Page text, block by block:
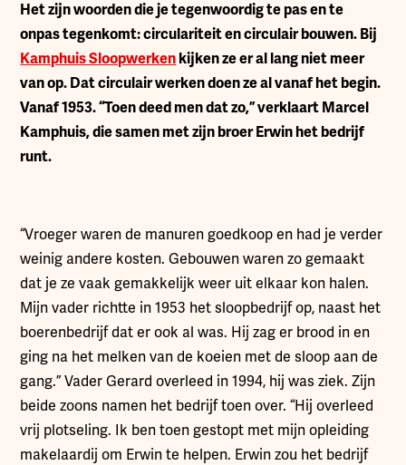
Het zijn woorden die je tegenwoordig te pas en te
onpas tegenkomt: circulariteit en circulair bouwen. Bij
Kamphuis Sloopwerken kijken ze er al lang niet meer
van op. Dat circulair werken doen ze al vanaf het begin.
Vanaf 1953. “Toen deed men dat zo,” verklaart Marcel
Kamphuis, die samen met zijn broer Erwin het bedrijf
runt.
“Vroeger waren de manuren goedkoop en had je verder
weinig andere kosten. Gebouwen waren zo gemaakt
dat je ze vaak gemakkelijk weer uit elkaar kon halen.
Mijn vader richtte in 1953 het sloopbedrijf op, naast het
boerenbedrijf dat er ook al was. Hij zag er brood in en
ging na het melken van de koeien met de sloop aan de
gang.” Vader Gerard overleed in 1994, hij was ziek. Zijn
beide zoons namen het bedrijf toen over. “Hij overleed
vrij plotseling. Ik ben toen gestopt met mijn opleiding
makelaardij om Erwin te helpen. Erwin zou het bedrijf